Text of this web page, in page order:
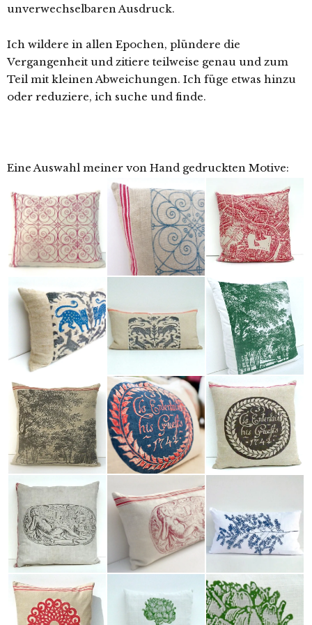
unverwechselbaren Ausdruck.
Ich wildere in allen Epochen, plündere die
Vergangenheit und zitiere teilweise genau und zum
Teil mit kleinen Abweichungen. Ich füge etwas hinzu
oder reduziere, ich suche und finde.
Eine Auswahl meiner von Hand gedruckten Motive: